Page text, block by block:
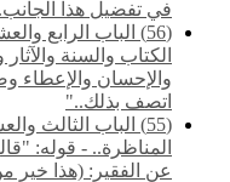
في تفضيل هذا
(56) الباب الرابع
الكتاب والسنة
والإحسان والإعطاء
اتصف بذلك.."
(55) ‌‌الباب الثالث
المناظرة.. - قوله:
عن الفقير: (هذا خير